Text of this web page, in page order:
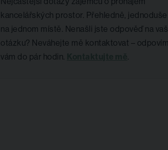
kancelářských prostor. Přehledně, jednoduše
na jednom místě. Nenašli jste odpověď na
otázku? Neváhejte mě kontaktovat – odpovím
vám do pár hodin.
.